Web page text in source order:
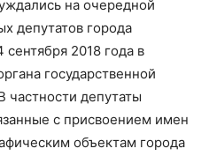
на очередной
депутатов города
2018 года в
государственной
частности депутаты
с присвоением имен
объектам города